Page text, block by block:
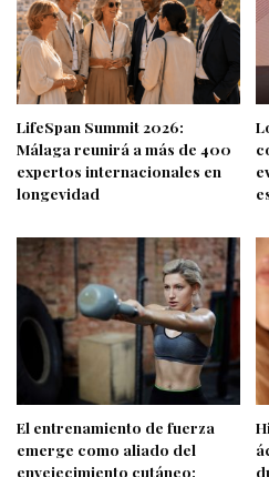
LifeSpan Summit 2026:
Málaga reunirá a más de 400
expertos internacionales en
longevidad
El entrenamiento de fuerza
emerge como aliado del
envejecimiento cutáneo: